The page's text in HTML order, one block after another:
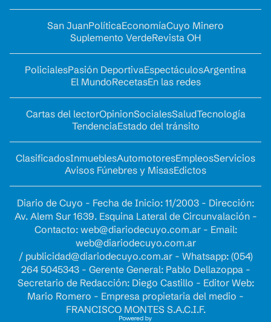
San JuanPolíticaEconomíaCuyo Minero
Suplemento VerdeRevista OH
PolicialesPasión DeportivaEspectáculosArgentina
El MundoRecetasEn las redes
Cartas del lectorOpinionSocialesSaludTecnología
TendenciaEstado del tránsito
ClasificadosInmueblesAutomotoresEmpleosServicios
Avisos Fúnebres y MisasEdictos
Diario de Cuyo - Fecha de Inicio: 11/2003 - Dirección:
Av. Alem Sur 1639. Esquina Lateral de Circunvalación -
Contacto: web@diariodecuyo.com.ar- Email:
web@diariodecuyo.com.ar
/ publicidad@diariodecuyo.com.ar- Whatsapp: (054)
264 5045343 - Gerente General: Pablo Dellazoppa -
Secretario de Redacción: Diego Castillo - Editor Web:
Mario Romero - Empresa propietaria del medio -
FRANCISCO MONTES S.A.C.I.F.